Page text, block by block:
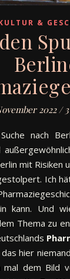
&
2022 /
mit Risiken
Ich
kann. Und
Thema zu
hier
mal dem Bild